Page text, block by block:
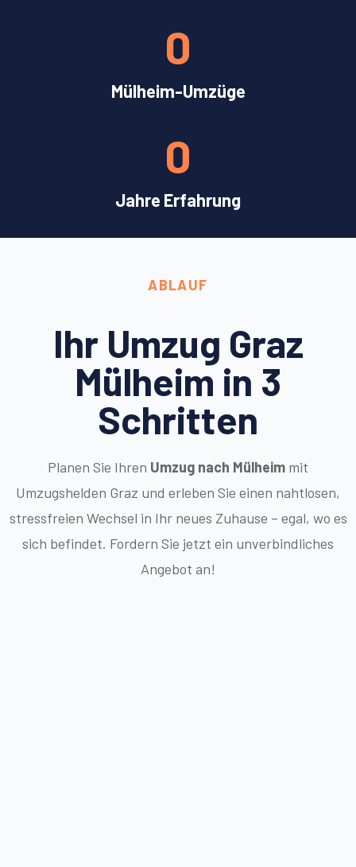
Mülheim-Umzüge
0
Jahre Erfahrung
0
ABLAUF
Ihr Umzug Graz
Mülheim in 3
Schritten
Planen Sie Ihren Umzug nach Mülheim mit
Umzugshelden Graz und erleben Sie einen nahtlosen,
stressfreien Wechsel in Ihr neues Zuhause – egal, wo es
sich befindet. Fordern Sie jetzt ein unverbindliches
Angebot an!